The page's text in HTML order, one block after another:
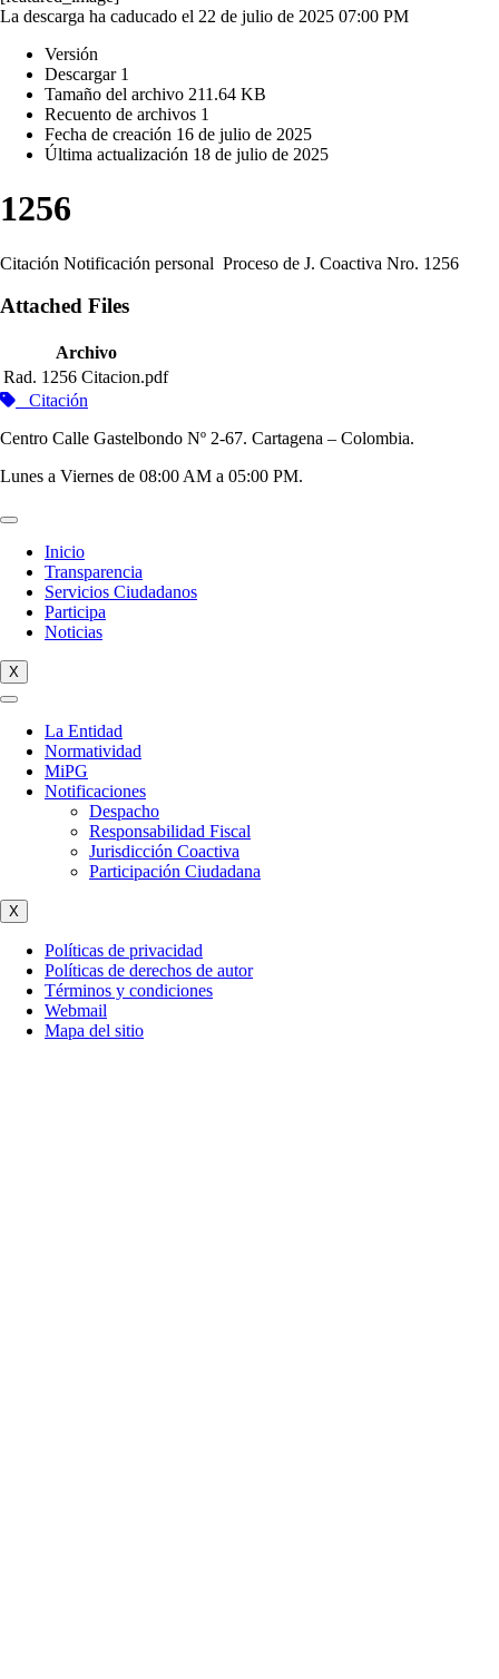
La descarga ha caducado el 22 de julio de 2025 07:00 PM
Versión
Descargar 1
Tamaño del archivo 211.64 KB
Recuento de archivos 1
Fecha de creación 16 de julio de 2025
Última actualización 18 de julio de 2025
1256
Citación Notificación personal Proceso de J. Coactiva Nro. 1256
Attached Files
Archivo
Rad. 1256 Citacion.pdf
Citación
Centro Calle Gastelbondo Nº 2-67. Cartagena – Colombia.
Lunes a Viernes de 08:00 AM a 05:00 PM.
Inicio
Transparencia
Servicios Ciudadanos
Participa
Noticias
X
La Entidad
Normatividad
MiPG
Notificaciones
Despacho
Responsabilidad Fiscal
Jurisdicción Coactiva
Participación Ciudadana
X
Políticas de privacidad
Políticas de derechos de autor
Términos y condiciones
Webmail
Mapa del sitio